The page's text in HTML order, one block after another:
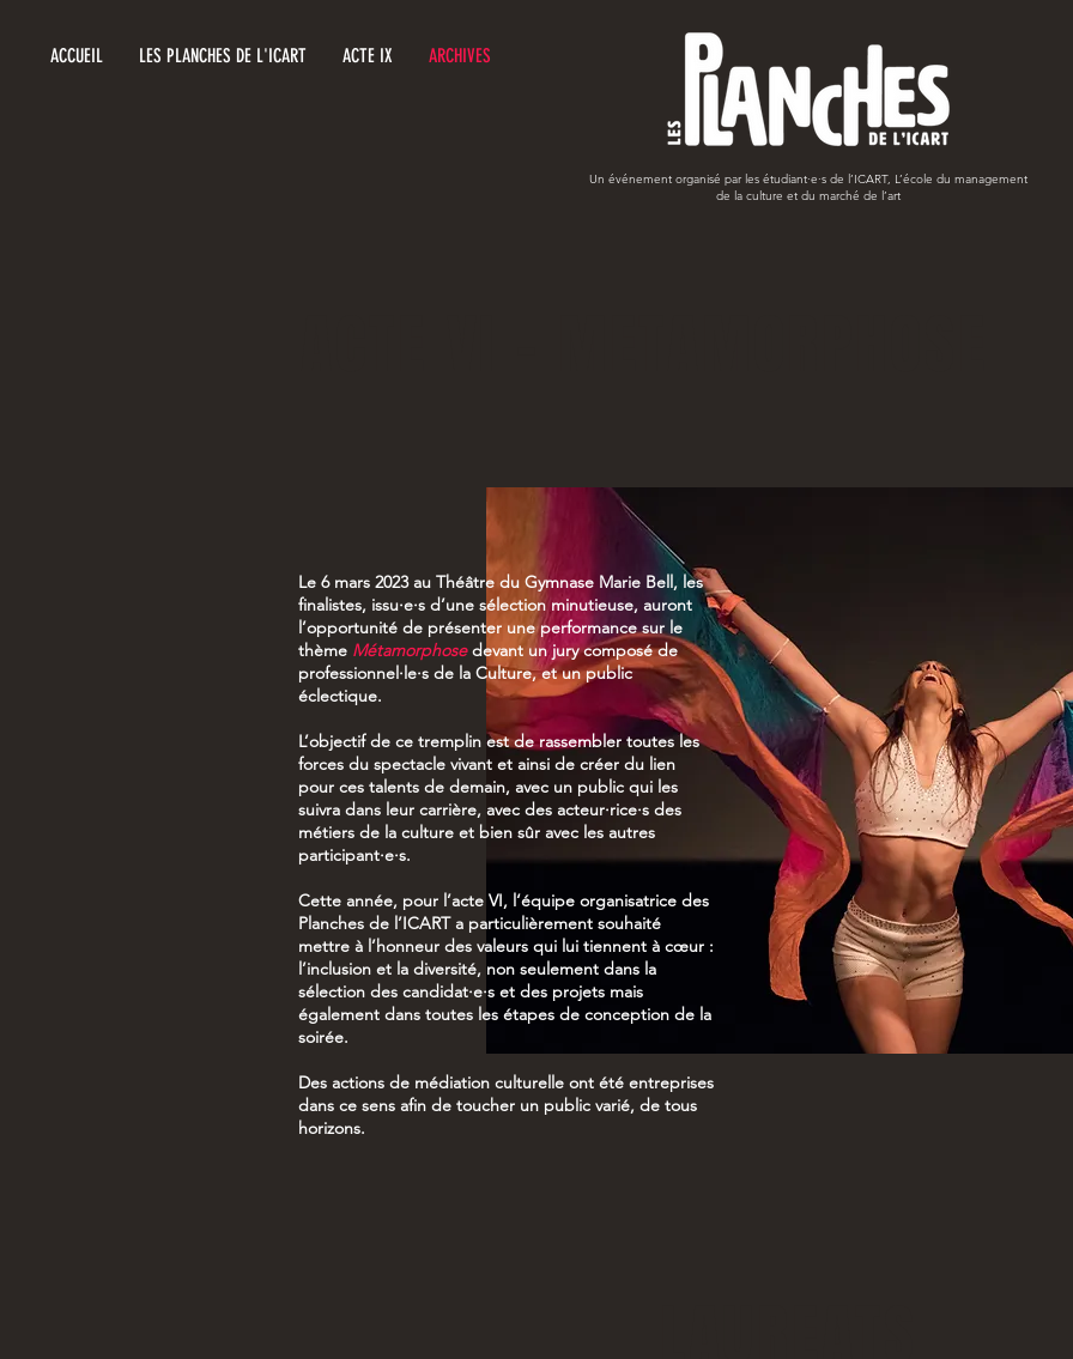
ACCUEIL LES PLANCHES DE L'ICART ACTE IX ARCHIVES
Un événement organisé par les étudiant·e·s de l’ICART, L’école du management
de la culture et du marché de l’art
Le 6 mars 2023 au Théâtre du Gymnase Marie Bell, les
finalistes, issu·e·s d’une sélection minutieuse, auront
l’opportunité de présenter une performance sur le
thème Métamorphosedevant un jury composé de
professionnel·le·s de la Culture, et un public
éclectique.
L’objectif de ce tremplin est de rassembler toutes les
forces du spectacle vivant et ainsi de créer du lien
pour ces talents de demain, avec un public qui les
suivra dans leur carrière, avec des acteur·rice·s des
métiers de la culture et bien sûr avec les autres
participant·e·s.
Cette année, pour l’acte VI, l‘équipe organisatrice des
Planches de l’ICART a particulièrement souhaité
mettre à l’honneur des valeurs qui lui tiennent à cœur :
l’inclusion et la diversité, non seulement dans la
sélection des candidat·e·s et des projets mais
également dans toutes les étapes de conception de la
soirée.
Des actions de médiation culturelle ont été entreprises
dans ce sens afin de toucher un public varié, de tous
horizons.